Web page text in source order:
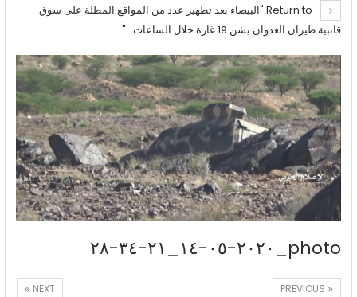
Return to "البيضاء:بعد تطهير عدد من المواقع المطلة على سوق
قانبية طيران العدوان يشن 19 غارة خلال الساعات…"
photo_٢٠٢٠-٠٥-١٤_٢١-٣٤-٢٨
NEXT